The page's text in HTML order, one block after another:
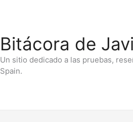
Bitácora de
Un sitio dedicado a las pruebas,
Spain.